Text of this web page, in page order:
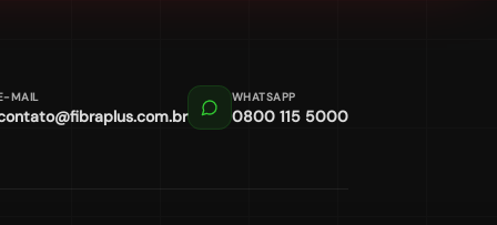
MAIL WHATSAPP
0800 115 5000